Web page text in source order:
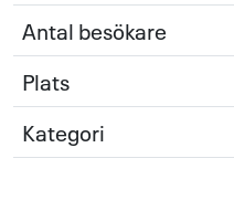
Antal besökare
Plats
Kategori